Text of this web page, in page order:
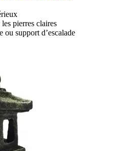
pierres claires
ou support d’escalade